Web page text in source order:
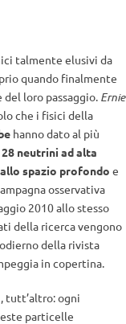
talmente elusivi da
quando finalmente
del loro passaggio. Ernie
che i fisici della
hanno dato al più
28 neutrini ad alta
spazio profondo e
osservativa
2010 allo stesso
della ricerca vengono
della rivista
in copertina.
tutt’altro: ogni
particelle